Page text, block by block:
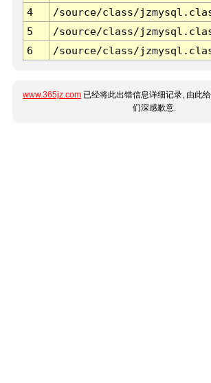
4
/source/class/
5
/source/class/
6
/source/class/
www.365jz.com 已经将此出错信息详细记录, 由此
们深感歉意.